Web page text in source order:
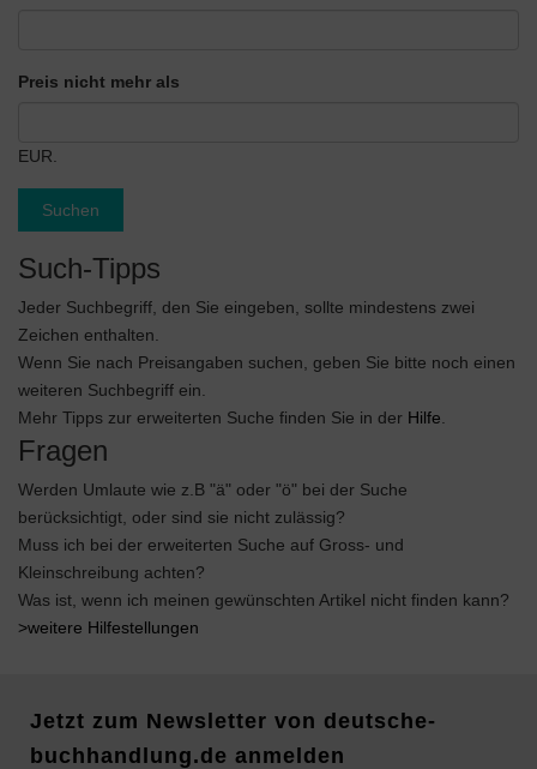
Preis nicht mehr als
EUR.
Suchen
Such-Tipps
Jeder Suchbegriff, den Sie eingeben, sollte mindestens zwei
Zeichen enthalten.
Wenn Sie nach Preisangaben suchen, geben Sie bitte noch einen
weiteren Suchbegriff ein.
Mehr Tipps zur erweiterten Suche finden Sie in der Hilfe
Fragen
Werden Umlaute wie z.B "ä" oder "ö" bei der Suche
berücksichtigt, oder sind sie nicht zulässig?
Muss ich bei der erweiterten Suche auf Gross- und
Kleinschreibung achten?
Was ist, wenn ich meinen gewünschten Artikel nicht finden kann?
>weitere Hilfestellungen
Jetzt zum Newsletter von deutsche-
buchhandlung.de anmelden